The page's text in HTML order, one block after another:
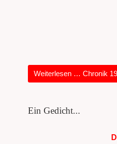
Weiterlesen … Chronik
Ein Gedicht...